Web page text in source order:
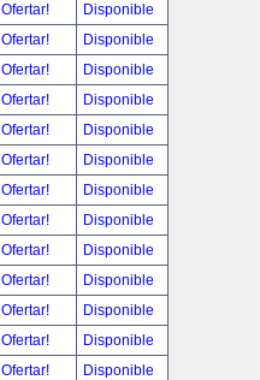
Ofertar!
Disponible
Ofertar!
Disponible
Ofertar!
Disponible
Ofertar!
Disponible
Ofertar!
Disponible
Ofertar!
Disponible
Ofertar!
Disponible
Ofertar!
Disponible
Ofertar!
Disponible
Ofertar!
Disponible
Ofertar!
Disponible
Ofertar!
Disponible
Ofertar!
Disponible